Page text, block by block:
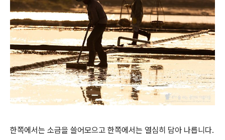
한쪽에서는 소금을 쓸어모으고 한쪽에서는 열심히 담아 나릅니다.